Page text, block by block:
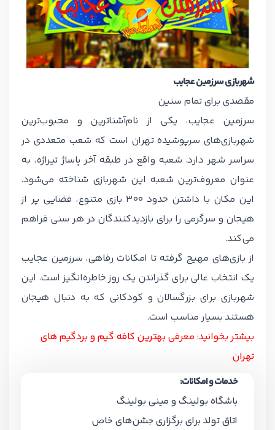
شهربازی سرزمین عجایب
مقصدی برای تمام سنین
سرزمین عجایب، یکی از نام‌آشناترین و محبوب‌ترین
شهربازی‌های سرپوشیده تهران است که شعب متعددی در
سراسر شهر دارد. شعبه واقع در طبقه آخر پاساژ تیراژه، به
عنوان معروف‌ترین شعبه این شهربازی شناخته می‌شود.
این مکان با داشتن حدود 300 بازی متنوع، فضایی پر از
هیجان و سرگرمی را برای بازدیدکنندگان در هر سنی فراهم
می‌کند.
از بازی‌های مهیج گرفته تا امکانات رفاهی، سرزمین عجایب
یک انتخاب عالی برای گذراندن یک روز خاطره‌انگیز است. این
شهربازی برای بزرگسالان و کودکانی که به دنبال هیجان
هستند بسیار مناسب است.
بیشتر بخوانید: معرفیبهترین کافه گیم و بردگیم های
تهران
خدمات و امکانات:
باشگاه بولینگ و مینی بولینگ
اتاق تولد برای برگزاری جشن‌های خاص